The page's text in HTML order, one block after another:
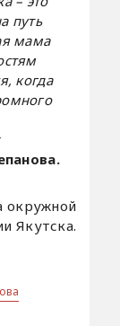
путь
мама
когда
окружной
Якутска.